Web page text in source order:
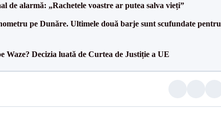
de alarmă: „Rachetele voastre ar putea salva vieți”
pe Dunăre. Ultimele două barje sunt scufundate pentru
Waze? Decizia luată de Curtea de Justiție a UE